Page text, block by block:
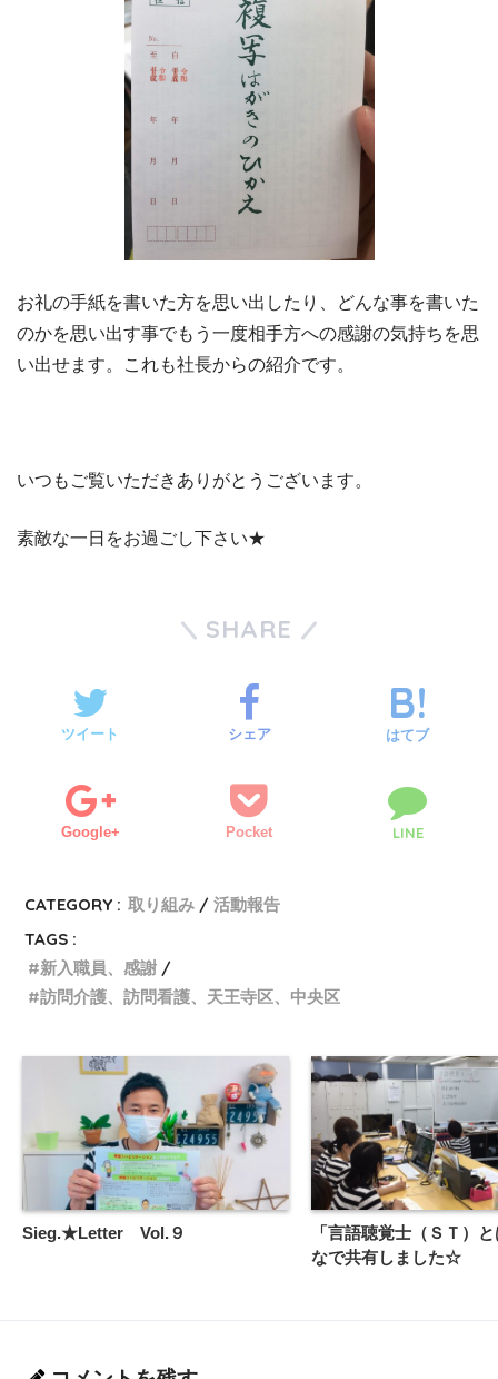
お礼の手紙を書いた方を思い出したり、どんな事を書いた
のかを思い出す事でもう一度相手方への感謝の気持ちを思
い出せます。これも社長からの紹介です。
いつもご覧いただきありがとうございます。
素敵な一日をお過ごし下さい★
SHARE
ツイート シェア はてブ
Google+ Pocket LINE
CATEGORY : 取り組み
活動報告
TAGS :
新入職員、感謝
訪問介護、訪問看護、天王寺区、中央区
Sieg.★Letter Vol.９
「言語聴覚士（ＳＴ）
なで共有しました☆